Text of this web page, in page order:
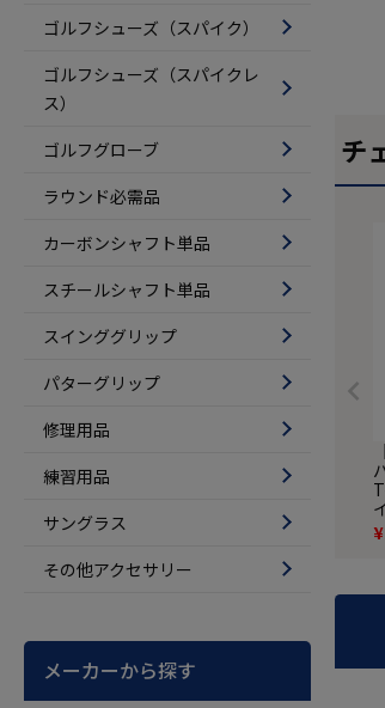
ゴルフシューズ（スパイク）
ゴルフシューズ（スパイクレ
ス）
ゴルフグローブ
ラウンド必需品
カーボンシャフト単品
スチールシャフト単品
スインググリップ
パターグリップ
修理用品
練習用品
サングラス
その他アクセサリー
メーカーから探す
チ
¥